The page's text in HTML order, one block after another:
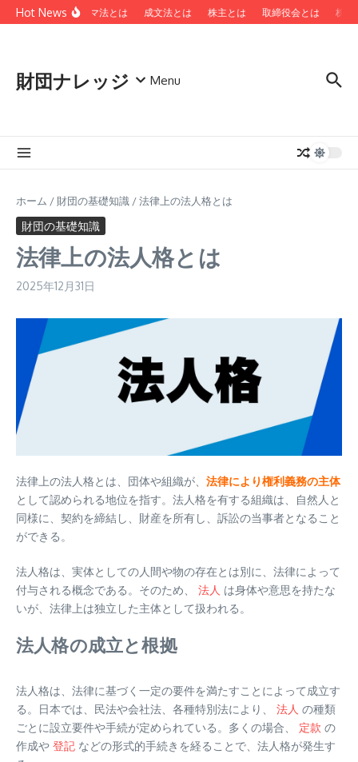
コンテンツへスキップ
Hot News ローマ法とは 成文法とは 株主とは 取締役会とは 株主
財団ナレッジ Menu
ホーム / 財団の基礎知識 /法律上の法人格とは
財団の基礎知識
法律上の法人格とは
2025年12月31日
法律上の法人格とは、団体や組織が、 法律により権利義務の主体
として認められる地位を指す。法人格を有する組織は、自然人と
同様に、契約を締結し、財産を所有し、訴訟の当事者となること
ができる。
法人格は、実体としての人間や物の存在とは別に、法律によって
付与される概念である。そのため、 法人 は身体や意思を持たな
いが、法律上は独立した主体として扱われる。
法人格の成立と根拠
法人格は、法律に基づく一定の要件を満たすことによって成立す
る。日本では、民法や会社法、各種特別法により、 法人 の種類
ごとに設立要件や手続が定められている。多くの場合、 定款 の
作成や 登記 などの形式的手続きを経ることで、法人格が発生す